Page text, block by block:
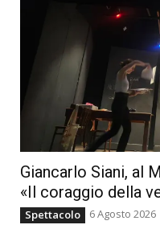
Giancarlo Siani, al
«Il coraggio della
Spettacolo 6 Agosto 2026